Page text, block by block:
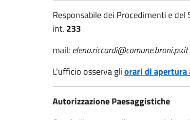
Responsabile dei Procedimenti e del
int. 233
mail: elena.riccardi@comune.broni.pv.it
L'ufficio osserva gliorari di apertura
Autorizzazione Paesaggistiche